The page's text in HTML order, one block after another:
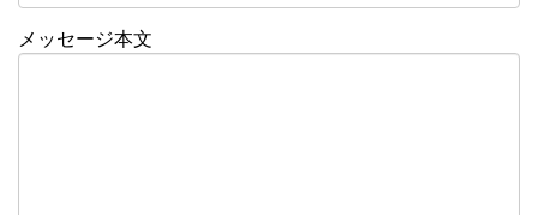
メッセージ本文